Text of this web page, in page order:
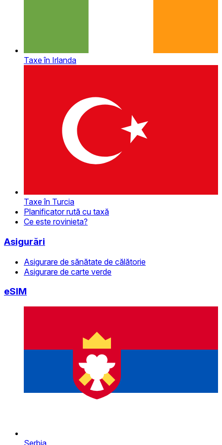
Taxe în Irlanda
Taxe în Turcia
Planificator rută cu taxă
Ce este rovinieta?
Asigurări
Asigurare de sănătate de călătorie
Asigurare de carte verde
eSIM